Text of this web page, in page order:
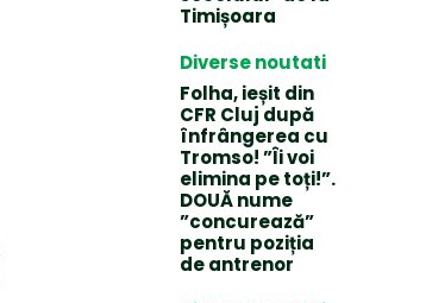
Timișoara
Diverse noutati
Folha, ieșit din
CFR Cluj după
înfrângerea cu
Tromso! ”Îi voi
elimina pe toți!”.
DOUĂ nume
”concurează”
pentru poziția
de antrenor